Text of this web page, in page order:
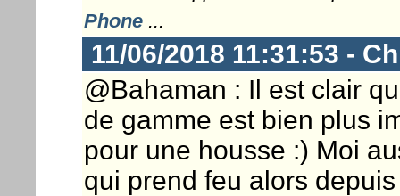
Phone...
11/06/2018 11:31:53 -
@Bahaman : Il est clair
de gamme est bien plus
pour une housse :) Moi
qui prend feu alors